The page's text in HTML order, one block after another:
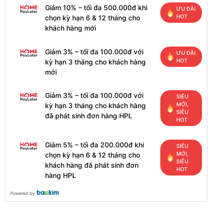
Giảm 10% – tối đa 500.000đ khi
chọn kỳ hạn 6 & 12 tháng cho
khách hàng mới
ƯU ĐÃI
HOT
Giảm 3% – tối đa 100.000đ với
kỳ hạn 3 tháng cho khách hàng
mới
ƯU ĐÃI
HOT
Giảm 3% – tối đa 100.000đ với
kỳ hạn 3 tháng cho khách hàng
đã phát sinh đơn hàng HPL
SIÊU
MỚI,
SIÊU
HOT
Giảm 5% – tối đa 200.000đ khi
chọn kỳ hạn 6 & 12 tháng cho
khách hàng đã phát sinh đơn
hàng HPL
SIÊU
MỚI,
SIÊU
HOT
Powered by